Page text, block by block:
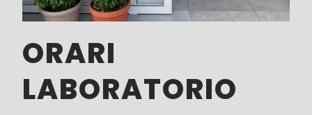
ORARI
LABORATORIO